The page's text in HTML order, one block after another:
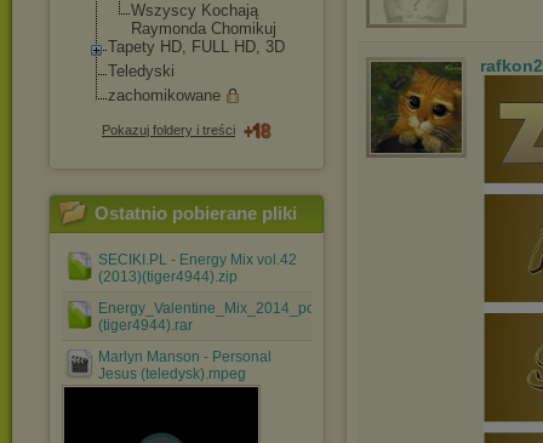
Wszyscy Kochają
Raymonda Chomikuj
Tapety HD, FULL HD, 3D
Teledyski
zachomikowane
Pokazuj foldery i treści
Ostatnio pobierane pliki
SECIKI.PL - Energy Mix vol.42
(2013)(tiger4944).zip
Energy_Valentine_Mix_2014_podzielony
(tiger4944).rar
Marlyn Manson - Personal
Jesus (teledysk).mpeg
rafkon2